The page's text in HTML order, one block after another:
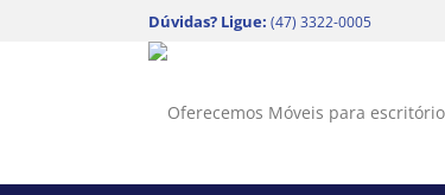
Dúvidas? Ligue: (47) 3322-0005